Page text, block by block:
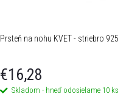
Prsteň na nohu KVET - striebro 925
€16,28
Skladom - hneď odosielame 10 ks